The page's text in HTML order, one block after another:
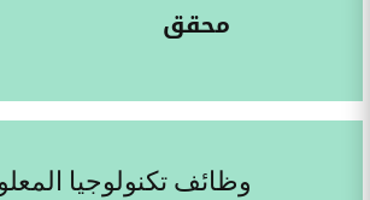
محقق
وظائف تكنولوجيا